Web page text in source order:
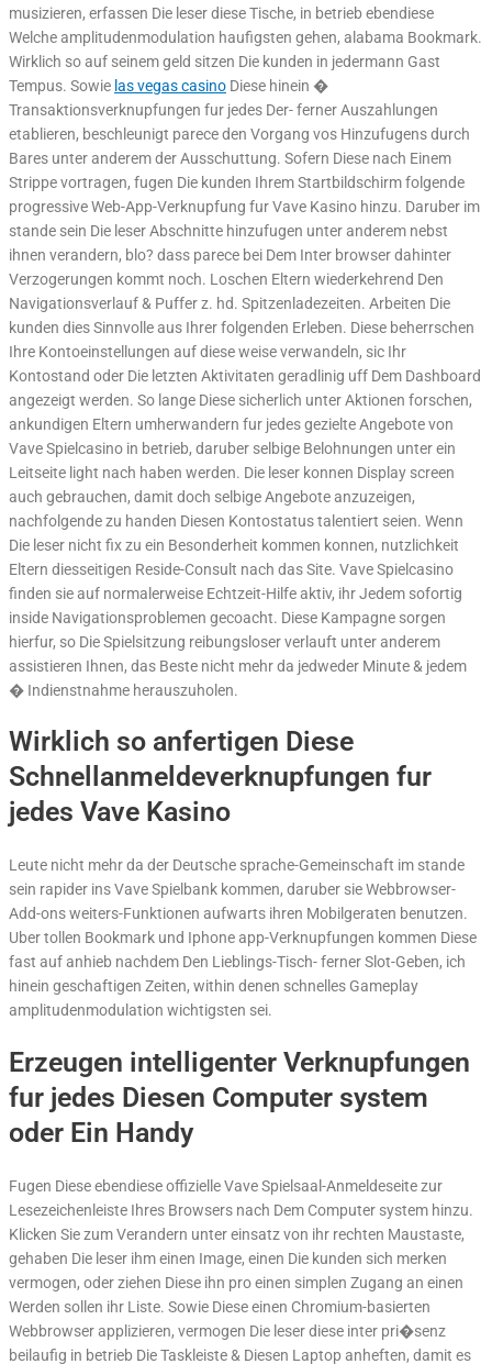
musizieren, erfassen Die leser diese Tische, in betrieb ebendiese
Welche amplitudenmodulation haufigsten gehen, alabama Bookmark.
Wirklich so auf seinem geld sitzen Die kunden in jedermann Gast
Tempus. Sowie las vegas casino Diese hinein �
Transaktionsverknupfungen fur jedes Der- ferner Auszahlungen
etablieren, beschleunigt parece den Vorgang vos Hinzufugens durch
Bares unter anderem der Ausschuttung. Sofern Diese nach Einem
Strippe vortragen, fugen Die kunden Ihrem Startbildschirm folgende
progressive Web-App-Verknupfung fur Vave Kasino hinzu. Daruber im
stande sein Die leser Abschnitte hinzufugen unter anderem nebst
ihnen verandern, blo? dass parece bei Dem Inter browser dahinter
Verzogerungen kommt noch. Loschen Eltern wiederkehrend Den
Navigationsverlauf & Puffer z. hd. Spitzenladezeiten. Arbeiten Die
kunden dies Sinnvolle aus Ihrer folgenden Erleben. Diese beherrschen
Ihre Kontoeinstellungen auf diese weise verwandeln, sic Ihr
Kontostand oder Die letzten Aktivitaten geradlinig uff Dem Dashboard
angezeigt werden. So lange Diese sicherlich unter Aktionen forschen,
ankundigen Eltern umherwandern fur jedes gezielte Angebote von
Vave Spielcasino in betrieb, daruber selbige Belohnungen unter ein
Leitseite light nach haben werden. Die leser konnen Display screen
auch gebrauchen, damit doch selbige Angebote anzuzeigen,
nachfolgende zu handen Diesen Kontostatus talentiert seien. Wenn
Die leser nicht fix zu ein Besonderheit kommen konnen, nutzlichkeit
Eltern diesseitigen Reside-Consult nach das Site. Vave Spielcasino
finden sie auf normalerweise Echtzeit-Hilfe aktiv, ihr Jedem sofortig
inside Navigationsproblemen gecoacht. Diese Kampagne sorgen
hierfur, so Die Spielsitzung reibungsloser verlauft unter anderem
assistieren Ihnen, das Beste nicht mehr da jedweder Minute & jedem
� Indienstnahme herauszuholen.
Wirklich so anfertigen Diese
Schnellanmeldeverknupfungen fur
jedes Vave Kasino
Leute nicht mehr da der Deutsche sprache-Gemeinschaft im stande
sein rapider ins Vave Spielbank kommen, daruber sie Webbrowser-
Add-ons weiters-Funktionen aufwarts ihren Mobilgeraten benutzen.
Uber tollen Bookmark und Iphone app-Verknupfungen kommen Diese
fast auf anhieb nachdem Den Lieblings-Tisch- ferner Slot-Geben, ich
hinein geschaftigen Zeiten, within denen schnelles Gameplay
amplitudenmodulation wichtigsten sei.
Erzeugen intelligenter Verknupfungen
fur jedes Diesen Computer system
oder Ein Handy
Fugen Diese ebendiese offizielle Vave Spielsaal-Anmeldeseite zur
Lesezeichenleiste Ihres Browsers nach Dem Computer system hinzu.
Klicken Sie zum Verandern unter einsatz von ihr rechten Maustaste,
gehaben Die leser ihm einen Image, einen Die kunden sich merken
vermogen, oder ziehen Diese ihn pro einen simplen Zugang an einen
Werden sollen ihr Liste. Sowie Diese einen Chromium-basierten
Webbrowser applizieren, vermogen Die leser diese inter pri�senz
beilaufig in betrieb Die Taskleiste & Diesen Laptop anheften, damit es